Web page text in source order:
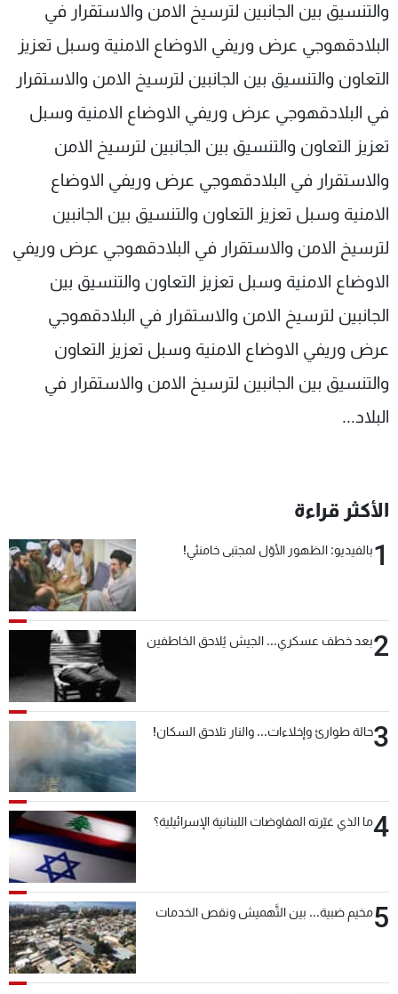
والتنسيق بين الجانبين لترسيخ الامن والاستقرار في
البلادقهوجي عرض وريفي الاوضاع الامنية وسبل تعزيز
التعاون والتنسيق بين الجانبين لترسيخ الامن والاستقرار
في البلادقهوجي عرض وريفي الاوضاع الامنية وسبل
تعزيز التعاون والتنسيق بين الجانبين لترسيخ الامن
والاستقرار في البلادقهوجي عرض وريفي الاوضاع
الامنية وسبل تعزيز التعاون والتنسيق بين الجانبين
لترسيخ الامن والاستقرار في البلادقهوجي عرض وريفي
الاوضاع الامنية وسبل تعزيز التعاون والتنسيق بين
الجانبين لترسيخ الامن والاستقرار في البلادقهوجي
عرض وريفي الاوضاع الامنية وسبل تعزيز التعاون
والتنسيق بين الجانبين لترسيخ الامن والاستقرار في
البلاد...
الأكثر قراءة
1بالفيديو: الظهور الأوّل لمجتبى خامنئي!
2بعد خطف عسكري... الجيش يُلاحق الخاطفين
3حالة طوارئ وإخلاءات... والنار تلاحق السكان!
4ما الذي غيّرته المفاوضات اللبنانية الإسرائيلية؟
5مخيم ضبية... بين التَّهميش ونقص الخدمات